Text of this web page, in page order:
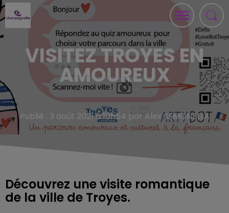
VISITEZ TROYES EN
AMOUREUX
Publié : 3 août 2021 à 10h54 par Alex SEMONELLA
Découvrez une visite romantique
de la ville de Troyes.